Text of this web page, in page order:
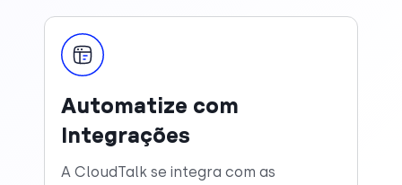
Automatize com
Integrações
A CloudTalk se integra com as